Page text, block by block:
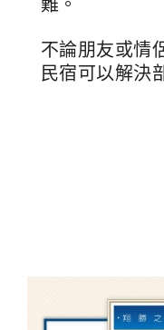
難。
不論朋友或情
民宿可以解決